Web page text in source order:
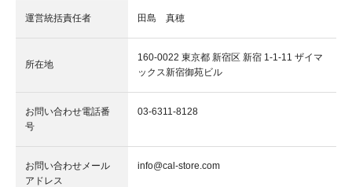
運営統括責任者 田島 真穂
所在地
160-0022 東京都 新宿区 新宿 1-1-11 ザイマ
ックス新宿御苑ビル
お問い合わせ電話番
号
03-6311-8128
お問い合わせメール
アドレス
info@cal-store.com